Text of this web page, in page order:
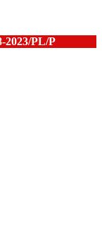
2023/PL/P